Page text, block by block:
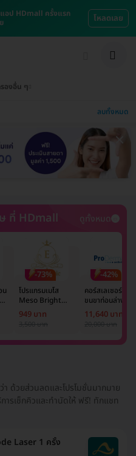
อป HDmall ครั้งแรก
โหลดเลย
องอื่น ๆ
ลบทั้งหมด
ษ ที่ HDmall ดูทั้งหมด
น
-73%
โปรแกรมเมโส
Meso Bright
จำนวนซีซีขึ้นอยู่กับ
แพทย์ประเมิน เพื่อ
ครั้ง
949 บาท
-42%
คอร์สเลเซอร์กำจั
ขนขาท่อนล่าง 2
ข้าง 5 ครั้ง ด้วย
เลเซอร์
11,640 บาท
ด้วยส่วนลดและโปรโมชั่นมากมาย
รเช็กคิวและทำนัดให้ ฟรี! ทักแชท
Laser 1 ครั้ง